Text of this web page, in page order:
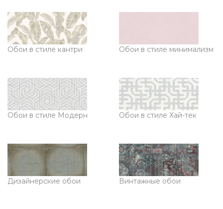
Обои в стиле кантри Обои в стиле минимализм
Обои в стиле Модерн Обои в стиле Хай-тек
Дизайнерские обои Винтажные обои